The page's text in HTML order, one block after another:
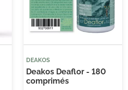
DEAKOS
Deakos Deaflor - 180
comprimés